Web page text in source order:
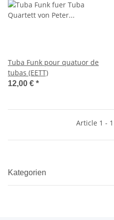
Tuba Funk pour quatuor de
tubas (EETT)
12,00 € *
Article 1 -
Kategorien